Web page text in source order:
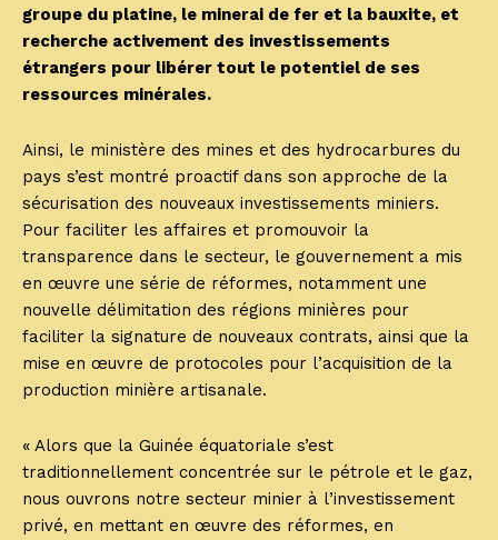
groupe du platine, le minerai de fer et la bauxite, et
recherche activement des investissements
étrangers pour libérer tout le potentiel de ses
ressources minérales.
Ainsi, le ministère des mines et des hydrocarbures du
pays s’est montré proactif dans son approche de la
sécurisation des nouveaux investissements miniers.
Pour faciliter les affaires et promouvoir la
transparence dans le secteur, le gouvernement a mis
en œuvre une série de réformes, notamment une
nouvelle délimitation des régions minières pour
faciliter la signature de nouveaux contrats, ainsi que la
mise en œuvre de protocoles pour l’acquisition de la
production minière artisanale.
« Alors que la Guinée équatoriale s’est
traditionnellement concentrée sur le pétrole et le gaz,
nous ouvrons notre secteur minier à l’investissement
privé, en mettant en œuvre des réformes, en